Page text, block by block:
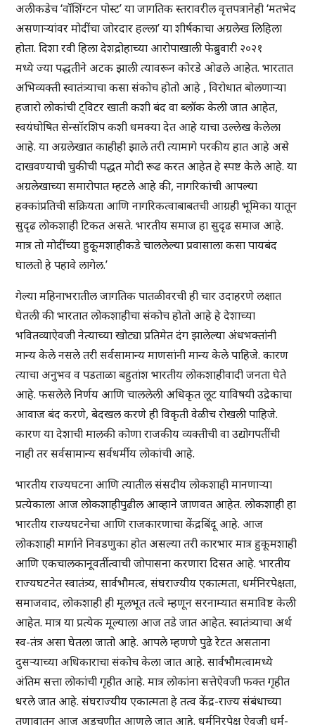
अलीकडेच ‘वॉशिंग्टन पोस्ट’ या जागतिक स्तरावरील वृत्तपत्रानेही ‘मतभेद
असणार्‍यांवर मोदींचा जोरदार हल्ला’ या शीर्षकाचा अग्रलेख लिहिला
होता. दिशा रवी हिला देशद्रोहाच्या आरोपाखाली फेब्रुवारी २०२१
मध्ये ज्या पद्धतीने अटक झाली त्यावरून कोरडे ओढले आहेत. भारतात
अभिव्यक्ती स्वातंत्र्याचा कसा संकोच होतो आहे , विरोधात बोलणाऱ्या
हजारो लोकांची ट्विटर खाती कशी बंद वा ब्लॉक केली जात आहेत,
स्वयंघोषित सेन्सॉरशिप कशी धमक्या देत आहे याचा उल्लेख केलेला
आहे. या अग्रलेखात काहीही झाले तरी त्यामागे परकीय हात आहे असे
दाखवण्याची चुकीची पद्धत मोदी रूढ करत आहेत हे स्पष्ट केले आहे. या
अग्रलेखाच्या समारोपात म्हटले आहे की, नागरिकांची आपल्या
हक्कांप्रतिची सक्रियता आणि नागरिकत्वाबाबतची आग्रही भूमिका यातून
सुदृढ लोकशाही टिकत असते. भारतीय समाज हा सुदृढ समाज आहे.
मात्र तो मोदींच्या हुकूमशाहीकडे चाललेल्या प्रवासाला कसा पायबंद
घालतो हे पहावे लागेल.’
गेल्या महिनाभरातील जागतिक पातळीवरची ही चार उदाहरणे लक्षात
घेतली की भारतात लोकशाहीचा संकोच होतो आहे हे देशाच्या
भवितव्याऐवजी नेत्याच्या खोट्या प्रतिमेत दंग झालेल्या अंधभक्तांनी
मान्य केले नसले तरी सर्वसामान्य माणसांनी मान्य केले पाहिजे. कारण
त्याचा अनुभव व पडताळा बहुतांश भारतीय लोकशाहीवादी जनता घेते
आहे. फसलेले निर्णय आणि चाललेली अधिकृत लूट याविषयी उद्रेकाचा
आवाज बंद करणे, बेदखल करणे ही विकृती वेळीच रोखली पाहिजे.
कारण या देशाची मालकी कोणा राजकीय व्यक्तीची वा उद्योगपतींची
नाही तर सर्वसामान्य सर्वधर्मीय लोकांची आहे.
भारतीय राज्यघटना आणि त्यातील संसदीय लोकशाही मानणाऱ्या
प्रत्येकाला आज लोकशाहीपुढील आव्हाने जाणवत आहेत. लोकशाही हा
भारतीय राज्यघटनेचा आणि राजकारणाचा केंद्रबिंदू आहे. आज
लोकशाही मार्गाने निवडणुका होत असल्या तरी कारभार मात्र हुकूमशाही
आणि एकचालकानूवर्तीत्वाची जोपासना करणारा दिसत आहे. भारतीय
राज्यघटनेत स्वातंत्र्य, सार्वभौमत्व, संघराज्यीय एकात्मता, धर्मनिरपेक्षता,
समाजवाद, लोकशाही ही मूलभूत तत्वे म्हणून सरनाम्यात समाविष्ट केली
आहेत. मात्र या प्रत्येक मूल्याला आज तडे जात आहेत. स्वातंत्र्याचा अर्थ
स्व-तंत्र असा घेतला जातो आहे. आपले म्हणणे पुढे रेटत असताना
दुसऱ्याच्या अधिकाराचा संकोच केला जात आहे. सार्वभौमत्वामध्ये
अंतिम सत्ता लोकांची गृहीत आहे. मात्र लोकांना सत्तेऐवजी फक्त गृहीत
धरले जात आहे. संघराज्यीय एकात्मता हे तत्व केंद्र-राज्य संबंधाच्या
तणावातून आज अडचणीत आणले जात आहे. धर्मनिरपेक्ष ऐवजी धर्म-